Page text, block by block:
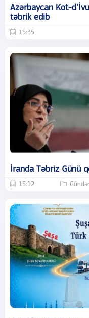
Azərbaycan Kot-
təbrik edib
15:35
İranda Təbriz Günü
15:12